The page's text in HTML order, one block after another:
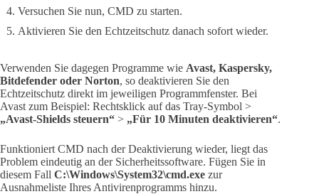
Versuchen Sie nun, CMD zu starten.
Aktivieren Sie den Echtzeitschutz danach sofort wieder.
Verwenden Sie dagegen Programme wie Avast, Kaspersky,
Bitdefender oder Norton, so deaktivieren Sie den
Echtzeitschutz direkt im jeweiligen Programmfenster. Bei
Avast zum Beispiel: Rechtsklick auf das Tray-Symbol >
„Avast-Shields steuern“ > „Für 10 Minuten deaktivieren“.
Funktioniert CMD nach der Deaktivierung wieder, liegt das
Problem eindeutig an der Sicherheitssoftware. Fügen Sie in
diesem Fall C:\Windows\System32\cmd.exe zur
Ausnahmeliste Ihres Antivirenprogramms hinzu.